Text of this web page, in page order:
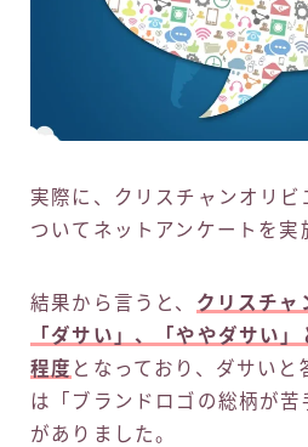
実際に、クリスチャンオリビ
ついてネットアンケートを実
結果から言うと、 クリスチャ
「ダサい」、「ややダサい
程度 となっており、ダサいと
は「ブランドロゴの総柄が苦
がありました。